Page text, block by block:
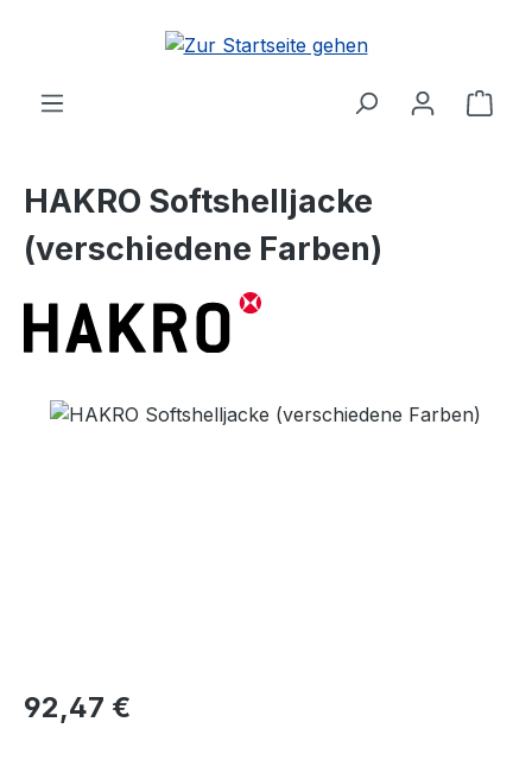
Zum Hauptinhalt springen
HAKRO Softshelljacke
(verschiedene Farben)
Bildergalerie überspringen
Regulärer Preis:
92,47 €